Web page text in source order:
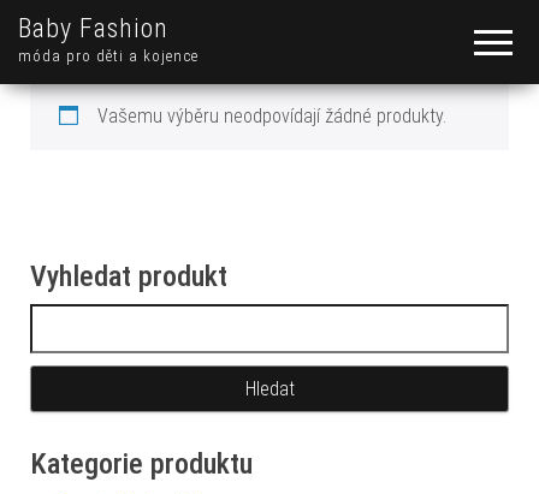
Baby Fashion
móda pro děti a kojence
Vašemu výběru neodpovídají žádné produkty.
Vyhledat produkt
Kategorie produktu